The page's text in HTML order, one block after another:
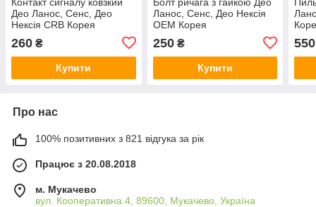
Део Ланос, Сенс, Део
Нексія CRB Корея
260 ₴
Купити
Ланос, Сенс, Део Нексія
OEM Корея
250₴
Купити
550
Про нас
100% позитивних з 821 відгука за рік
Працює з 20.08.2018
м. Мукачево
вул. Кооперативна 4, 89600, Мукачево, Україна